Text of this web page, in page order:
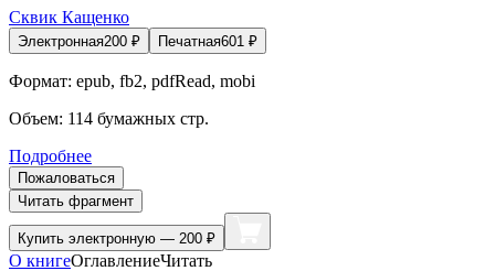
Сквик Кащенко
Электронная200 ₽ Печатная601 ₽
Формат: epub, fb2, pdfRead, mobi
Объем: 114 бумажных стр.
Подробнее
Пожаловаться
Читать фрагмент
Купить электронную — 200 ₽
О книгеОглавлениеЧитать